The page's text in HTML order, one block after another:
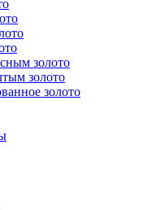
золото
золото
золото